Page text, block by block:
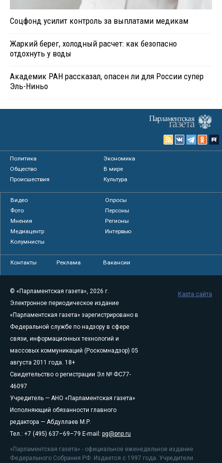
Соцфонд усилит контроль за выплатами медикам
Жаркий берег, холодный расчет: как безопасно
отдохнуть у воды
Академик РАН рассказал, опасен ли для России супер
Эль-Ниньо
Политика
Экономика
Общество
В мире
Происшествия
Культура
Видео
Опросы
Фото
Персоны
Мнения
Регионы
Медиацентр
Интервью
Колумнисты
Контакты Реклама Вакансии
© «Парламентская газета», 2026 г.
Электронное периодическое издание
«Парламентская газета» зарегистрировано в
Федеральной службе по надзору в сфере
связи, информационных технологий и
массовых коммуникаций (Роскомнадзор) 05
августа 2011 года. 18+
Свидетельство о регистрации Эл № ФС77-
46097
Учредитель — АНО «Парламентская газета»
Исполняющий обязанности главного
редактора — Абдуллаев М.Р.
Тел.: +7 (495) 637–69–79 E-mail: pg@pnp.ru
«Парламентская газета» - официальное еженедельное издание
Федерального Собрания РФ. Издается с 1997 года. Учредители
Карта сайта